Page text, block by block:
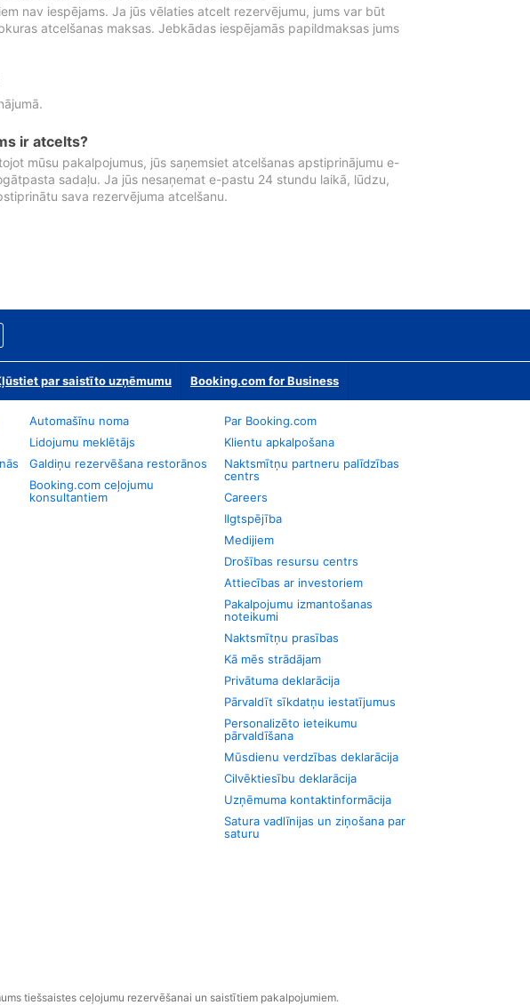
nav iespējams. Ja jūs vēlaties atcelt rezervējumu, jums var būt
atcelšanas maksas. Jebkādas iespējamās papildmaksas jums
ir atcelts?
mūsu pakalpojumus, jūs saņemsiet atcelšanas apstiprinājumu e-
sadaļu. Ja jūs nesaņemat e-pastu 24 stundu laikā, lūdzu,
sava rezervējuma atcelšanu.
par saistīto uzņēmumu Booking.com for Business
Automašīnu noma
Lidojumu meklētājs
Galdiņu rezervēšana restorānos
Booking.com ceļojumu
konsultantiem
Par Booking.com
Klientu apkalpošana
Naktsmītņu partneru palīdzības
centrs
Careers
Ilgtspējība
Medijiem
Drošības resursu centrs
Attiecības ar investoriem
Pakalpojumu izmantošanas
noteikumi
Naktsmītņu prasības
Kā mēs strādājam
Privātuma deklarācija
Pārvaldīt sīkdatņu iestatījumus
Personalizēto ieteikumu
pārvaldīšana
Mūsdienu verdzības deklarācija
Cilvēktiesību deklarācija
Uzņēmuma kontaktinformācija
Satura vadlīnijas un ziņošana par
saturu
tiešsaistes ceļojumu rezervēšanai un saistītiem pakalpojumiem.